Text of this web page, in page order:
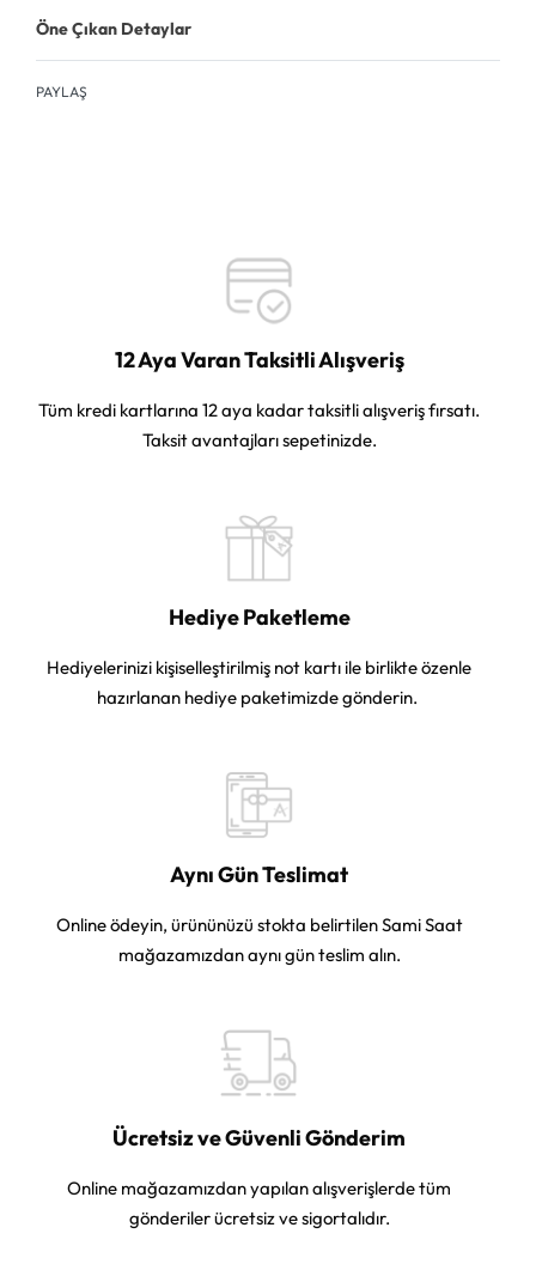
Öne Çıkan Detaylar
PAYLAŞ
12 Aya Varan Taksitli Alışveriş
Tüm kredi kartlarına 12 aya kadar taksitli alışveriş fırsatı.
Taksit avantajları sepetinizde.
Hediye Paketleme
Hediyelerinizi kişiselleştirilmiş not kartı ile birlikte özenle
hazırlanan hediye paketimizde gönderin.
Aynı Gün Teslimat
Online ödeyin, ürününüzü stokta belirtilen Sami Saat
mağazamızdan aynı gün teslim alın.
Ücretsiz ve Güvenli Gönderim
Online mağazamızdan yapılan alışverişlerde tüm
gönderiler ücretsiz ve sigortalıdır.